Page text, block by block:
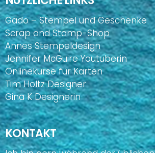
Gado – Stempel und Geschenke
Scrap and Stamp-Shop
Annes Stempeldesign
Jennifer McGuire Youtuberin
Onlinekurse für Karten
Tim Holtz Designer
Gina K Designerin
KONTAKT